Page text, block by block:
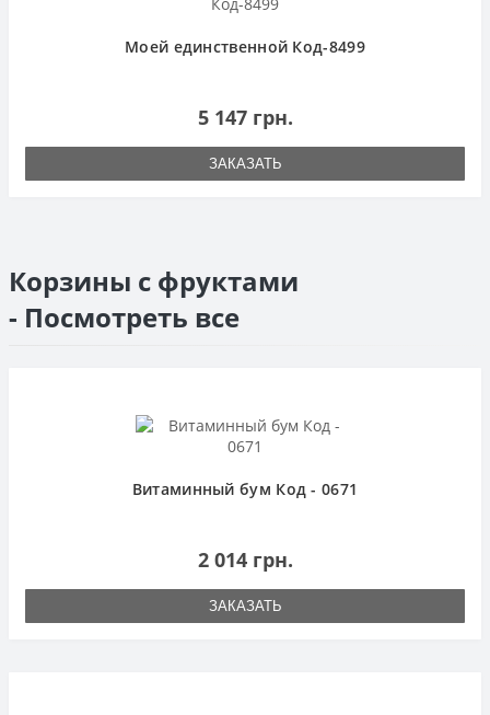
Моей единственной Код-8499
5 147 грн.
ЗАКАЗАТЬ
Корзины с фруктами
- Посмотреть все
Витаминный бум Код - 0671
2 014 грн.
ЗАКАЗАТЬ